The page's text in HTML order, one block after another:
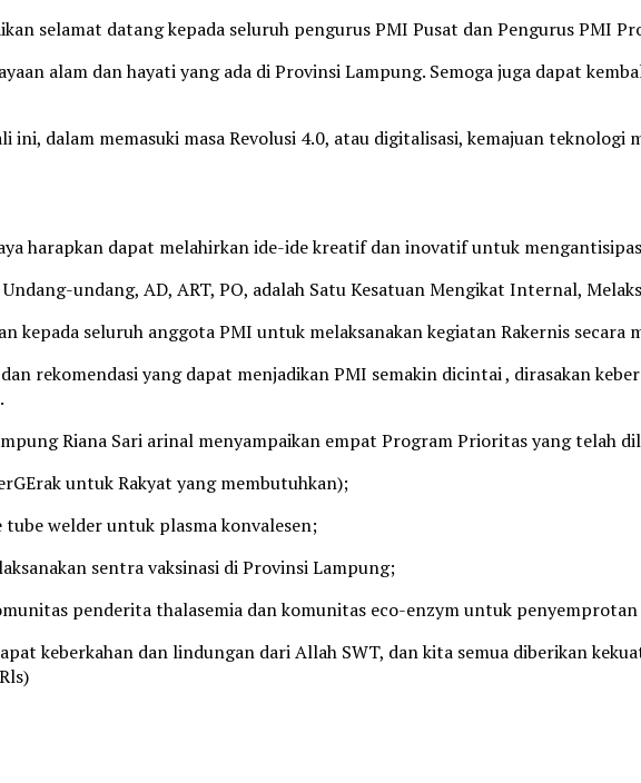
selamat datang kepada seluruh pengurus PMI Pusat dan Pengurus PMI
alam dan hayati yang ada di Provinsi Lampung. Semoga juga dapat
ini, dalam memasuki masa Revolusi 4.0, atau digitalisasi, kemajuan
harapkan dapat melahirkan ide-ide kreatif dan inovatif untuk
undang, AD, ART, PO, adalah Satu Kesatuan Mengikat Internal,
kepada seluruh anggota PMI untuk melaksanakan kegiatan Rakernis secara
rekomendasi yang dapat menjadikan PMI semakin dicintai , dirasakan
Riana Sari arinal menyampaikan empat Program Prioritas yang telah
untuk Rakyat yang membutuhkan);
welder untuk plasma konvalesen;
sentra vaksinasi di Provinsi Lampung;
penderita thalasemia dan komunitas eco-enzym untuk
keberkahan dan lindungan dari Allah SWT, dan kita semua diberikan